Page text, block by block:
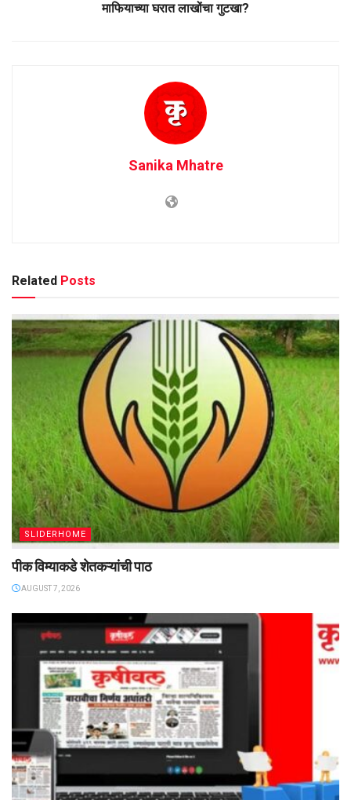
माफियाच्या घरात लाखोंचा गुटखा?
Sanika Mhatre
Related Posts
SLIDERHOME
पीक विम्याकडे शेतकऱ्यांची पाठ
AUGUST 7, 2026